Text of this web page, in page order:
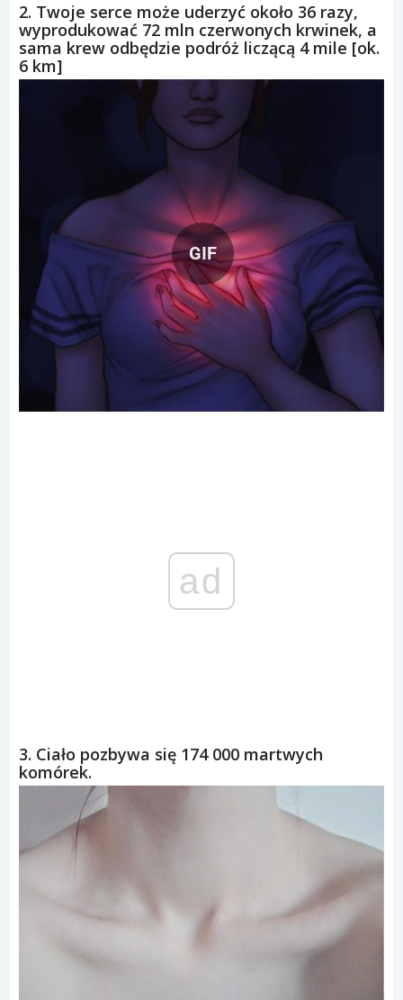
2. Twoje serce może uderzyć około 36 razy,
wyprodukować 72 mln czerwonych krwinek, a
sama krew odbędzie podróż liczącą 4 mile [ok.
6 km]
GIF
ad
3. Ciało pozbywa się 174 000 martwych
komórek.